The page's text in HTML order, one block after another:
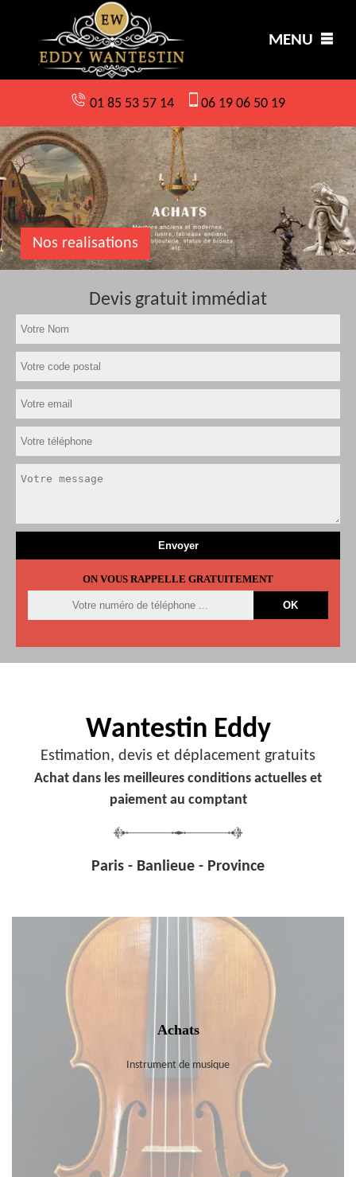
MENU
01 85 53 57 14 06 19 06 50 19
Nos realisations
Devis gratuit immédiat
ON VOUS RAPPELLE GRATUITEMENT
Wantestin Eddy
Estimation, devis et déplacement gratuits
Achat dans les meilleures conditions actuelles et
paiement au comptant
Paris - Banlieue - Province
Achats
Instrument de musique